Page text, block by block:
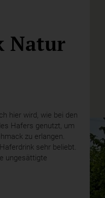
Natur
hier wird, wie bei den
Hafers genutzt, um
zu erlangen.
sehr beliebt.
ungesättigte